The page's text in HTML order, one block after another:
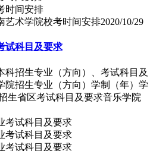
艺术学院校考时间安排2020/10/29
试科目及要求
科招生专业（方向）、考试科目及
院招生专业（方向）学制（年）学
生省区考试科目及要求音乐学院